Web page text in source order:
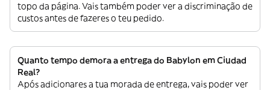
topo da página. Vais também poder ver a discriminação de
custos antes de fazeres o teu pedido.
Quanto tempo demora a entrega do Babylon em Ciudad
Real?
Após adicionares a tua morada de entrega, vais poder ver